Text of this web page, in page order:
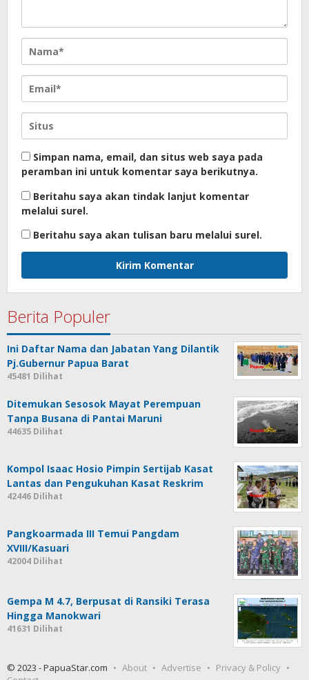
Simpan nama, email, dan situs web saya pada
peramban ini untuk komentar saya berikutnya.
Beritahu saya akan tindak lanjut komentar
melalui surel.
Beritahu saya akan tulisan baru melalui surel.
Berita Populer
Ini Daftar Nama dan Jabatan Yang Dilantik
Pj.Gubernur Papua Barat
45481 Dilihat
Ditemukan Sesosok Mayat Perempuan
Tanpa Busana di Pantai Maruni
44635 Dilihat
Kompol Isaac Hosio Pimpin Sertijab Kasat
Lantas dan Pengukuhan Kasat Reskrim
42446 Dilihat
Pangkoarmada III Temui Pangdam
XVIII/Kasuari
42004 Dilihat
Gempa M 4.7, Berpusat di Ransiki Terasa
Hingga Manokwari
41631 Dilihat
© 2023 - PapuaStar.com About Advertise
Privacy & Policy